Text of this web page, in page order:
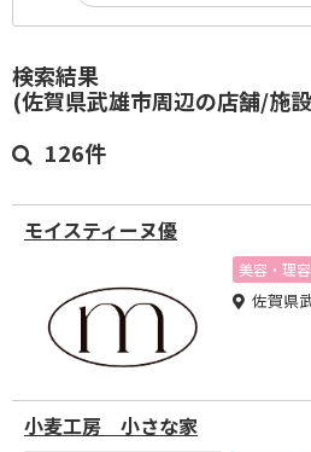
検索結果
(佐賀県武雄市周辺の店舗/施設
126件
モイスティーヌ優
美容・理容
佐賀県
小麦工房 小さな家